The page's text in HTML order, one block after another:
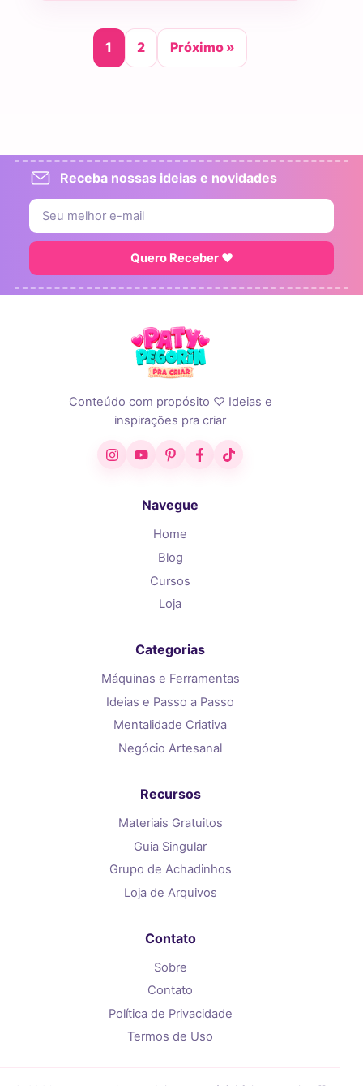
1 2 Próximo »
Receba nossas ideias e novidades
Quero Receber ♥
Conteúdo com propósito ♡ Ideias e
inspirações pra criar
InstagramYouTubePinterestFacebook
TikTok
Navegue
Home
Blog
Cursos
Loja
Categorias
Máquinas e Ferramentas
Ideias e Passo a Passo
Mentalidade Criativa
Negócio Artesanal
Recursos
Materiais Gratuitos
Guia Singular
Grupo de Achadinhos
Loja de Arquivos
Contato
Sobre
Contato
Política de Privacidade
Termos de Uso